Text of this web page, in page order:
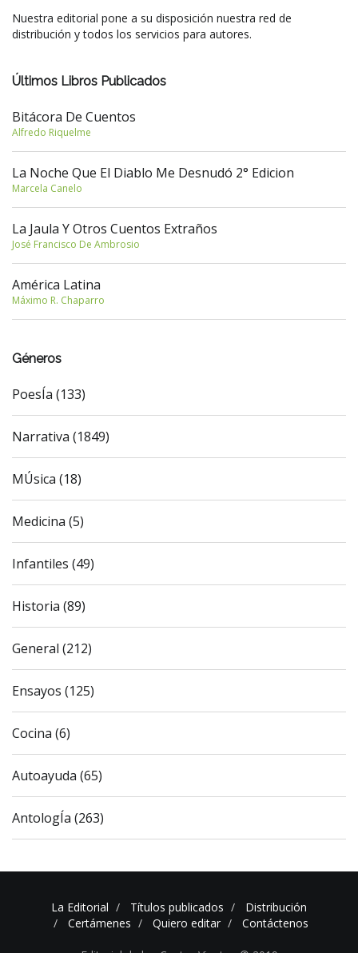
Nuestra editorial pone a su disposición nuestra red de
distribución y todos los servicios para autores.
Últimos Libros Publicados
Bitácora De Cuentos
Alfredo Riquelme
La Noche Que El Diablo Me Desnudó 2° Edicion
Marcela Canelo
La Jaula Y Otros Cuentos Extraños
José Francisco De Ambrosio
América Latina
Máximo R. Chaparro
Géneros
PoesÍa (133)
Narrativa (1849)
MÚsica (18)
Medicina (5)
Infantiles (49)
Historia (89)
General (212)
Ensayos (125)
Cocina (6)
Autoayuda (65)
AntologÍa (263)
La Editorial Títulos publicados
Distribución
Certámenes
Quiero editar Contáctenos